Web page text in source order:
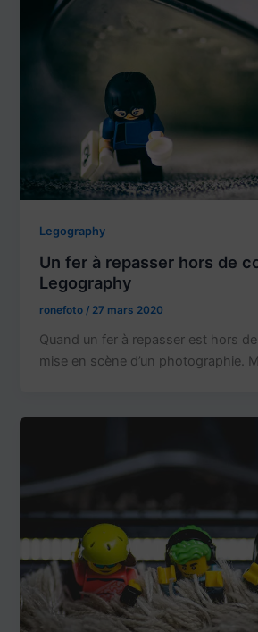
Legography
Un fer à repasser hors de
Legography
ronefoto / 27 mars 2020
Quand un fer à repasser est hors
mise en scène d’un photographie.